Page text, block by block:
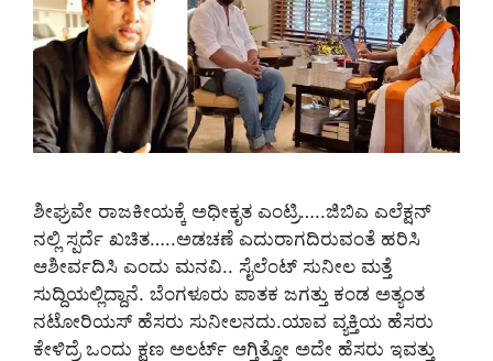
ಶೀಘ್ರವೇ ರಾಜಕೀಯಕ್ಕೆ ಅಧೀಕೃತ ಎಂಟ್ರಿ…..ಜಿಬಿಎ ಎಲೆಕ್ಷನ್‌
ನಲ್ಲಿ ಸ್ಪರ್ದೆ ಖಚಿತ…..ಅಡಚಣೆ ಎದುರಾಗದಿರುವಂತೆ ಹರಿಸಿ
ಆಶೀರ್ವದಿಸಿ ಎಂದು ಮನವಿ.. ಸೈಲೆಂಟ್‌ ಸುನೀಲ ಮತ್ತೆ
ಸುದ್ದಿಯಲ್ಲಿದ್ದಾನೆ. ಬೆಂಗಳೂರು ಪಾತಕ ಜಗತ್ತು ಕಂಡ ಅತ್ಯಂತ
ನಟೋರಿಯಸ್ ಹೆಸರು ಸುನೀಲನದು.ಯಾವ ವ್ಯಕ್ತಿಯ ಹೆಸರು
ಕೇಳಿದ್ರೆ ಒಂದು ಕ್ಷಣ ಅಲರ್ಟ್‌ ಆಗ್ತಿತ್ತೋ ಅದೇ ಹೆಸರು ಇವತ್ತು